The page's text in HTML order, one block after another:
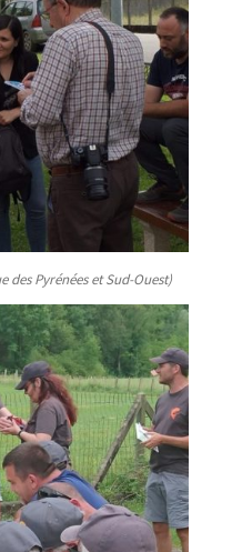
des Pyrénées et Sud-Ouest)